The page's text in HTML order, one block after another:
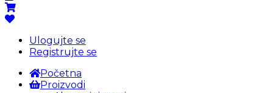
Ulogujte se
Registrujte se
Početna
Proizvodi